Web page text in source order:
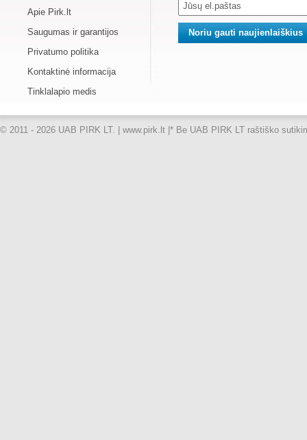
Apie Pirk.lt
Saugumas ir garantijos
Privatumo politika
Kontaktinė informacija
Tinklalapio medis
© 2011 - 2026 UAB PIRK LT. | www.pirk.lt |* Be UAB PIRK LT raštiško